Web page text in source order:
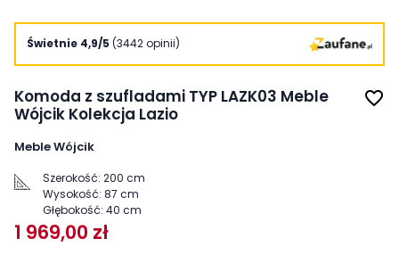
Świetnie 4,9/5 (3442 opinii)
Komoda z szufladami TYP LAZK03 Meble
Wójcik Kolekcja Lazio
favorite_border
Meble Wójcik
Szerokość: 200 cm
Wysokość: 87 cm
Głębokość: 40 cm
1 969,00 zł